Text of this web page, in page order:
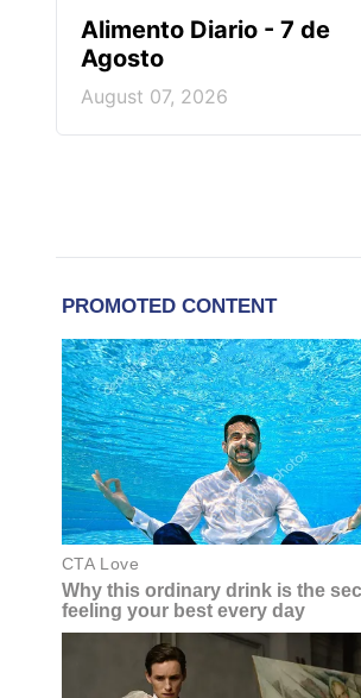
Alimento Diario - 7 de
Agosto
August 07, 2026